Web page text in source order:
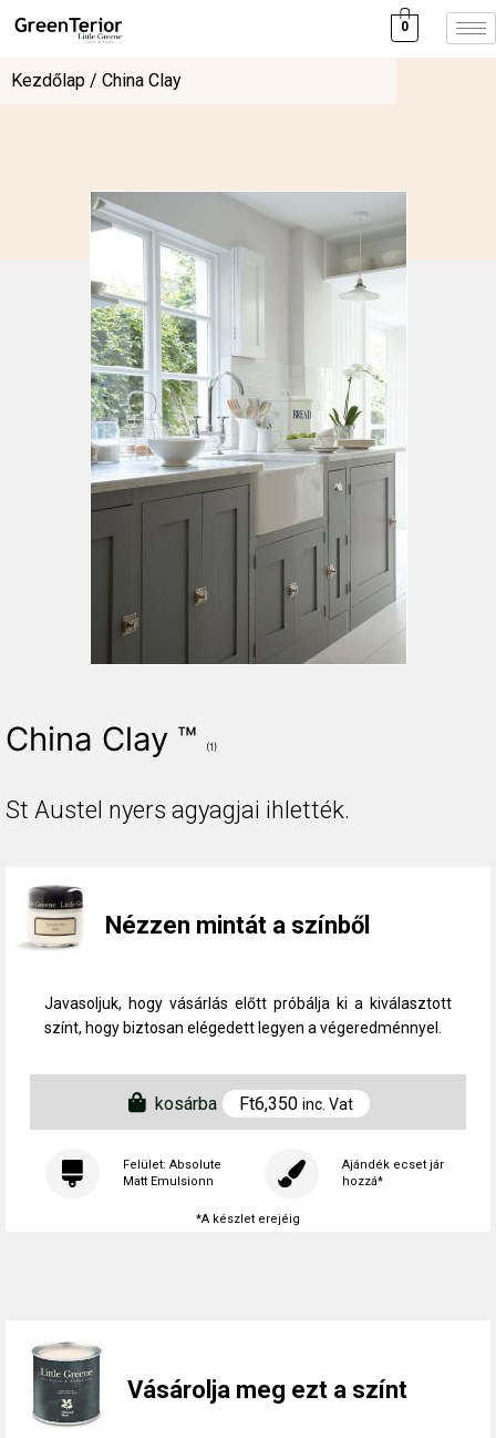
0
Kezdőlap / China Clay
China Clay ™ (1)
St Austel nyers agyagjai ihlették.
Nézzen mintát a színből
Javasoljuk, hogy vásárlás előtt próbálja ki a kiválasztott
színt, hogy biztosan elégedett legyen a végeredménnyel.
kosárba Ft6,350 inc. Vat
Felület: Absolute
Matt Emulsionn
Ajándék ecset jár
hozzá*
*A készlet erejéig
Vásárolja meg ezt a színt